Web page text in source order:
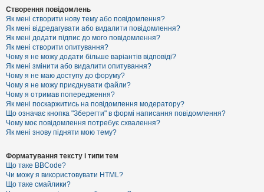
е
й
А
к
т
и
в
н
і
т
е
м
и
П
о
ш
у
Створення повідомлень
Як мені створити нову тему або повідомлення?
Як мені відредагувати або видалити повідомлення?
Як мені додати підпис до мого повідомлення?
Як мені створити опитування?
Чому я не можу додати більше варіантів відповіді?
Як мені змінити або видалити опитування?
Чому я не маю доступу до форуму?
Чому я не можу приєднувати файли?
Чому я отримав попередження?
Як мені поскаржитись на повідомлення модератору?
Що означає кнопка "Зберегти" в формі написання повідомлення?
Чому моє повідомлення потребує схвалення?
Як мені знову підняти мою тему?
Форматування тексту і типи тем
Що таке BBCode?
Чи можу я використовувати HTML?
Що таке смайлики?